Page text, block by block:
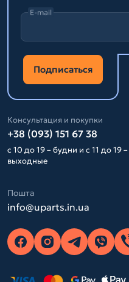
E-mail
Подписаться
Консультация и покупки
+38 (093) 151 67 38
с 10 до 19 – будни и с 11 до 19 –
выходные
Пошта
info@uparts.in.ua